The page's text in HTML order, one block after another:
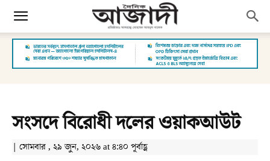
সংসদে বিরোধী দলের ওয়াকআউট
| সোমবার , ২৯ জুন, ২০২৬ at ৪:৪০ পূর্বাহ্ণ